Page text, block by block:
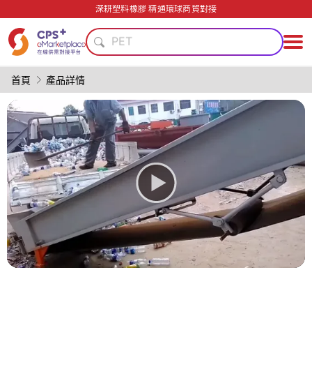
深耕塑料橡膠 精通環球商貿對接
精密注塑
PET
節能
PP
再生料加工
環境友好
薄壁注塑
PVC
精密注塑
綠色成型方案
PET
節能
模具
首頁 產品詳情